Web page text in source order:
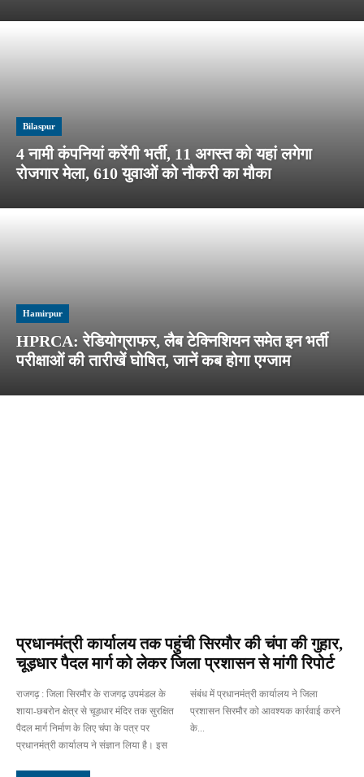
Bilaspur
4 नामी कंपनियां करेंगी भर्ती, 11 अगस्त को यहां लगेगा
रोजगार मेला, 610 युवाओं को नौकरी का मौका
Hamirpur
HPRCA: रेडियोग्राफर, लैब टेक्निशियन समेत इन भर्ती
परीक्षाओं की तारीखें घोषित, जानें कब होगा एग्जाम
प्रधानमंत्री कार्यालय तक पहुंची सिरमौर की चंपा की गुहार,
चूड़धार पैदल मार्ग को लेकर जिला प्रशासन से मांगी रिपोर्ट
राजगढ़ : जिला सिरमौर के राजगढ़ उपमंडल के
शाया-छबरोन क्षेत्र से चूड़धार मंदिर तक सुरक्षित
पैदल मार्ग निर्माण के लिए चंपा के पत्र पर
प्रधानमंत्री कार्यालय ने संज्ञान लिया है। इस
संबंध में प्रधानमंत्री कार्यालय ने जिला
प्रशासन सिरमौर को आवश्यक कार्रवाई करने
के...